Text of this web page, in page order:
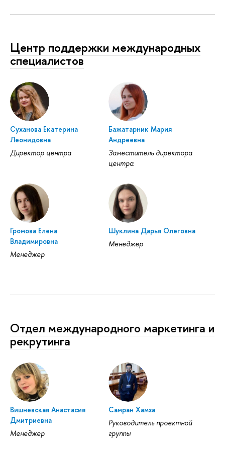
Центр поддержки международных
специалистов
Суханова Екатерина
Леонидовна
Директор центра
Бажатарник Мария
Андреевна
Заместитель директора
центра
Громова Елена
Владимировна
Менеджер
Шуклина Дарья Олеговна
Менеджер
Отдел международного маркетинга и
рекрутинга
Вишневская Анастасия
Дмитриевна
Менеджер
Самран Хамза
Руководитель проектной
группы